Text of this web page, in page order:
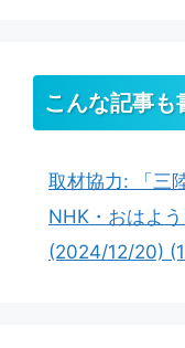
こんな記事も
取材協力: 「三
NHK・おはよ
(2024/12/20)